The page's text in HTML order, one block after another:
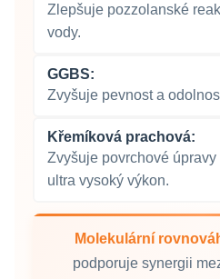
Zlepšuje pozzolanské
vody.
GGBS:
Zvyšuje pevnost a
Křemíková prachová:
Zvyšuje povrchové
ultra vysoký výkon.
Molekulární
podporuje synergii